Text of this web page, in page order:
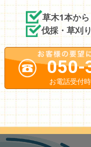
草木1本か
伐採・草刈
050-
お電話受付